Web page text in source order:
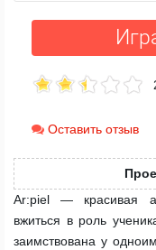
Оставить отзыв
Ar:piel — красивая
вжиться в роль
заимствована у